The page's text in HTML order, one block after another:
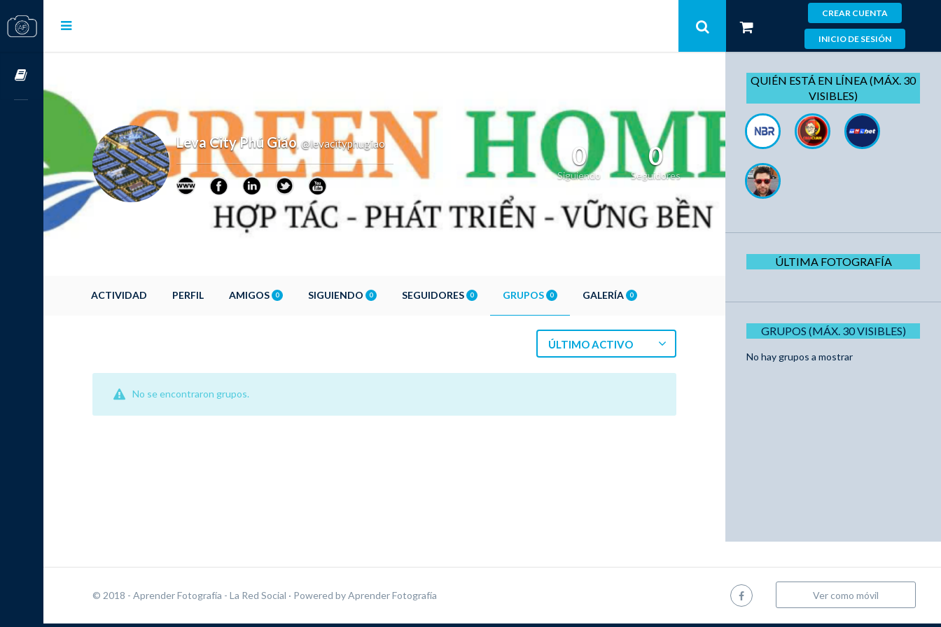
CREAR CUENTA
INICIO DE SESIÓN
Leva City Phú Giáo @levacityphugiao 0
Siguiendo
0
Seguidores
ACTIVIDAD PERFIL AMIGOS 0 SIGUIENDO 0 SEGUIDORES 0 GRUPOS 0 GALERÍA 0
ÚLTIMO ACTIVO
No se encontraron grupos.
QUIÉN ESTÁ EN LÍNEA (MÁX. 30
VISIBLES)
ÚLTIMA FOTOGRAFÍA
GRUPOS (MÁX. 30 VISIBLES)
No hay grupos a mostrar
© 2018 - Aprender Fotografía - La Red Social · Powered byAprender Fotografía